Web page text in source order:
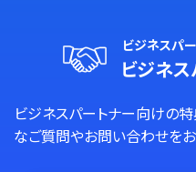
ビジネスパ
ビジネ
ビジネスパートナー向けの
なご質問やお問い合わせをお